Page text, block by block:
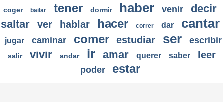
coger bailar tener dormir haber venir
decir
saltar
ver hablar hacer correr dar cantar
jugar caminar comer estudiar ser escribir
salir vivir andar ir amar querer saber leer
poder estar